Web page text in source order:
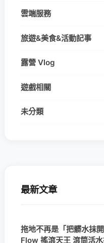
雲端服務
旅遊&美食&活動記事
露營 Vlog
遊戲相關
未分類
最新文章
拖地不再是「把髒水抹
Flow 搖滾天王 滾筒活